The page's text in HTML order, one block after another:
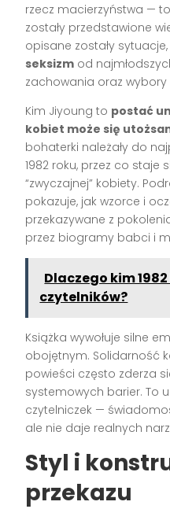
rzecz macierzyństwa —
zostały przedstawione
opisane zostały
seksizm od
zachowania oraz
Kim Jiyoung to postać
kobiet może się
bohaterki należały do
1982 roku, przez co staje
“zwyczajnej” kobiety.
pokazuje, jak wzorce i
przekazywane z
przez biogramy babci i
Dlaczego kim
czytelników?
Książka wywołuje silne
obojętnym. Solidarność
powieści często zderza
systemowych barier. To
czytelniczek —
ale nie daje realnych
Styl i
przekazu